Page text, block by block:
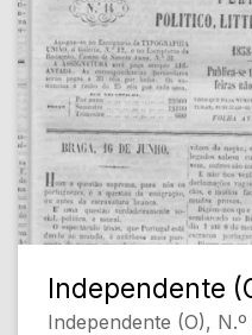
Independente
Independente (O),